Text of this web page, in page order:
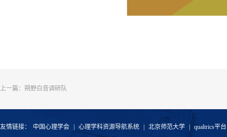
上一篇： 朔野白音调研队
友情链接： 中国心理学会 心理学科资源导航系统 北京师范大学
qualtrics平台